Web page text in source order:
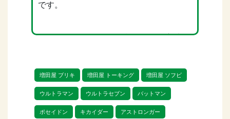
です。
リトルゲージでは、3種類のお買取方法を
お客様のご自宅に直接お伺いする「出張
買取」、郵送で商品を送る「宅配買
取」、店舗に直接持ち込む「店頭買取」
があります。
増田屋 ブリキ 増田屋 トーキング 増田屋 ソフビ
ウルトラマン ウルトラセブン バットマン
ポセイドン キカイダー アストロンガー